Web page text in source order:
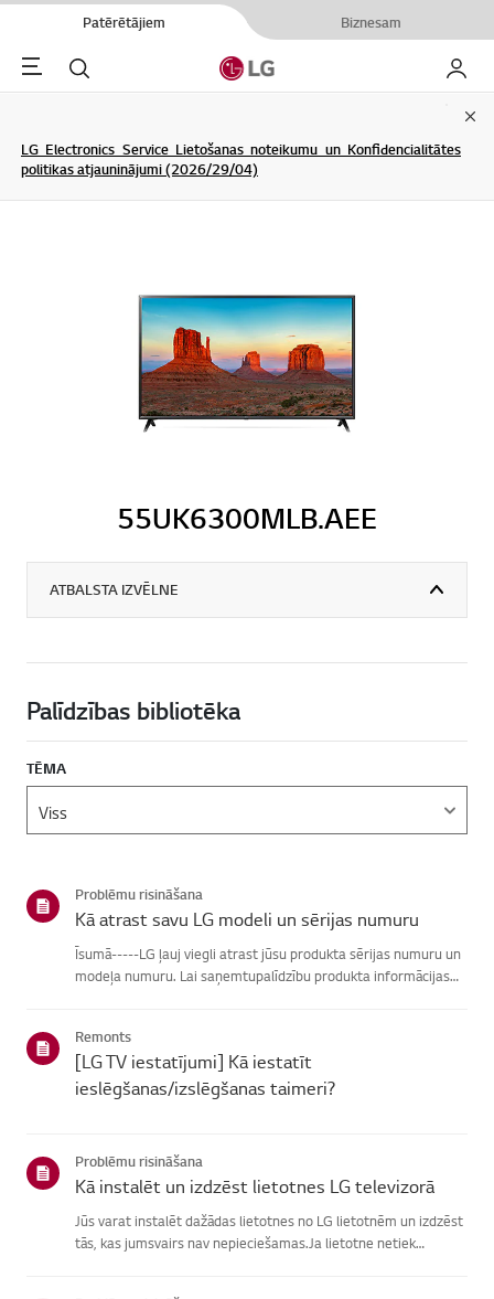
Patērētājiem Biznesam
Menu Meklēt Mans
LG Electronics Service Lietošanas noteikumu un Konfidencialitātes
politikas atjauninājumi (2026/29/04)
55UK6300MLB.AEE
ATBALSTA IZVĒLNE
Palīdzības bibliotēka
TĒMA
Problēmu risināšana
Kā atrast savu LG modeli un sērijas numuru
Īsumā-----LG ļauj viegli atrast jūsu produkta sērijas numuru un
modeļa numuru. Lai saņemtupalīdzību produkta informācijas
Remonts
[LG TV iestatījumi] Kā iestatīt
ieslēgšanas/izslēgšanas taimeri?
Problēmu risināšana
Kā instalēt un izdzēst lietotnes LG televizorā
Jūs varat instalēt dažādas lietotnes no LG lietotnēm un izdzēst
tās, kas jumsvairs nav nepieciešamas.Ja lietotne netiek